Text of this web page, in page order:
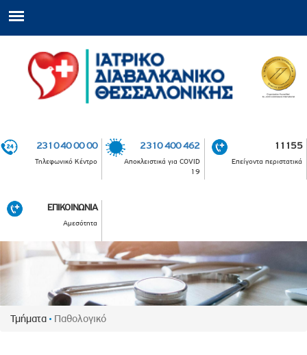
2310 40 00 00
Τηλεφωνικό Κέντρο
2310 400 462
Αποκλειστικά για COVID
19
11155
Επείγοντα περιστατικά
ΕΠΙΚΟΙΝΩΝΙΑ
Αμεσότητα
Τμήματα Παθολογικό